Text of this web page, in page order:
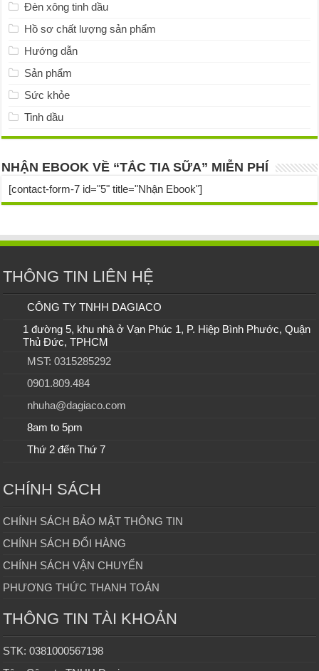
Đèn xông tinh dầu
Hồ sơ chất lượng sản phẩm
Hướng dẫn
Sản phẩm
Sức khỏe
Tinh dầu
NHẬN EBOOK VỀ “TẮC TIA SỮA” MIỄN PHÍ
[contact-form-7 id="5" title="Nhận Ebook"]
THÔNG TIN LIÊN HỆ
CÔNG TY TNHH DAGIACO
1 đường 5, khu nhà ở Vạn Phúc 1, P. Hiệp Bình Phước, Quận
Thủ Đức, TPHCM
MST: 0315285292
0901.809.484
nhuha@dagiaco.com
8am to 5pm
Thứ 2 đến Thứ 7
CHÍNH SÁCH
CHÍNH SÁCH BẢO MẬT THÔNG TIN
CHÍNH SÁCH ĐỔI HÀNG
CHÍNH SÁCH VẬN CHUYỂN
PHƯƠNG THỨC THANH TOÁN
THÔNG TIN TÀI KHOẢN
STK: 0381000567198